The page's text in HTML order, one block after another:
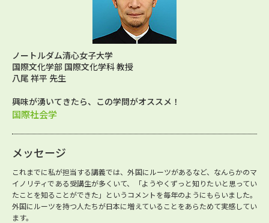
ノートルダム清心女子大学
国際文化学部 国際文化学科 教授
八尾 祥平 先生
興味が湧いてきたら、この学問がオススメ！
国際社会学
メッセージ
これまでに私が担当する講義では、外国にルーツがあるなど、なんらかのマ
イノリティである受講生が多くいて、「ようやくずっと知りたいと思ってい
たことを知ることができた」というコメントを毎年のようにもらいました。
外国にルーツを持つ人たちが日本に増えていることをあらためて実感してい
ます。